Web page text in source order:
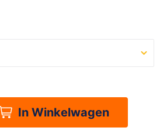
In Winkelwagen